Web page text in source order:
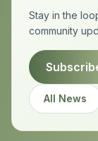
Stay in the
community
All News